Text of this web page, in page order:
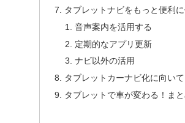
タブレットナビをもっと便利
音声案内を活用する
定期的なアプリ更新
ナビ以外の活用
タブレットカーナビ化に向い
タブレットで車が変わる！ま